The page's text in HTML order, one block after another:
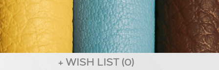
+ WISH LIST (0)